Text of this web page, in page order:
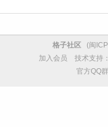
格子社区 (闽
加入会员
技术支持
官方QQ